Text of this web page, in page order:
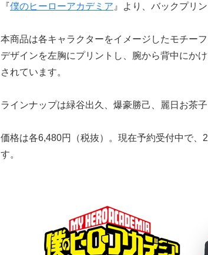
『僕のヒーローアカデミア 』より、バックプリ
本商品は各キャラクターをイメージしたモチー
デザインを左胸にプリントし、腕から背中にか
されています。
ラインナップは緑谷出久、爆豪勝己、麗日お茶子
価格は各6,480円（税抜）。現在予約受付中で、
す。